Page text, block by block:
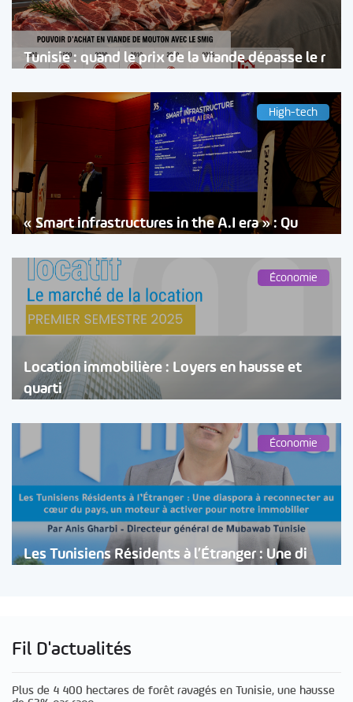
Tunisie : quand le prix de la viande dépasse le r
High-tech
« Smart infrastructures in the A.I era » : Qu
Économie
Location immobilière : Loyers en hausse et
quarti
Économie
Les Tunisiens Résidents à l’Étranger : Une di
Fil D'actualités
Plus de 4 400 hectares de forêt ravagés en Tunisie, une hausse